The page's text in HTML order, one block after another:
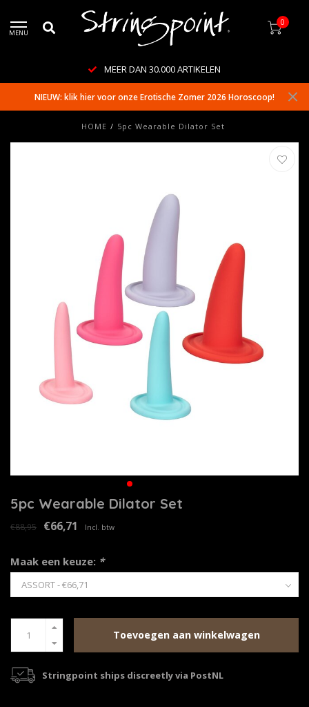
MENU
0
MEER DAN 30.000 ARTIKELEN
NIEUW: klik hier voor onze Erotische Zomer 2026 Horoscoop!
HOME / 5pc Wearable Dilator Set
5pc Wearable Dilator Set
€88,95 €66,71 Incl. btw
Maak een keuze: *
Toevoegen aan winkelwagen
Stringpoint ships discreetly via PostNL